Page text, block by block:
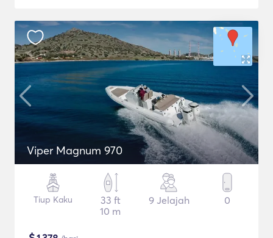
Viper Magnum 970
Tiup Kaku
33 ft
10 m
9 Jelajah 0